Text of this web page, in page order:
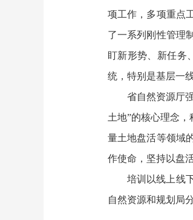
项工作，多项重点
了一系列刚性管理
盯新形势、新任务
统，特别是基层一
省自然资源厅
土地”的核心理念
量土地盘活等领域
作使命，坚持以盘
培训以线上线
自然资源和规划局